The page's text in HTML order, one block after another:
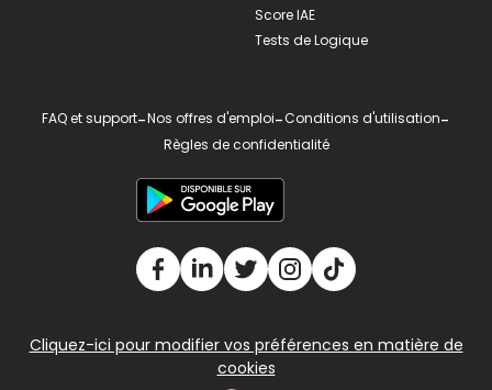
Score IAE
Tests de Logique
FAQ et support-Nos offres d'emploi-Conditions d'utilisation-
Règles de confidentialité
Cliquez-ici pour modifier vos préférences en matière de
cookies